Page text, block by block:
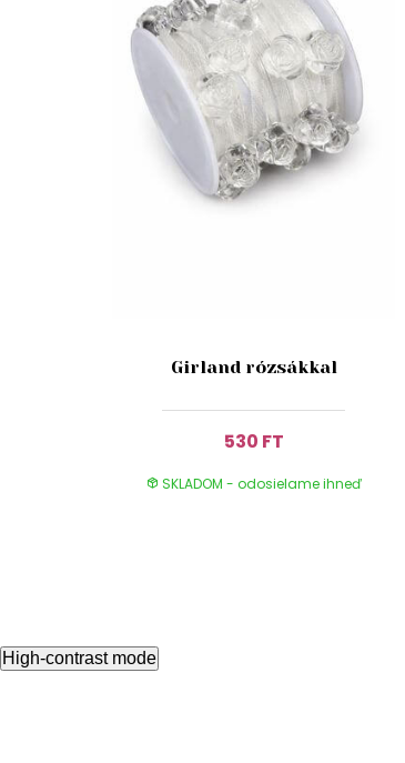
Girland rózsákkal
530 FT
SKLADOM - odosielame ihneď
High-contrast mode